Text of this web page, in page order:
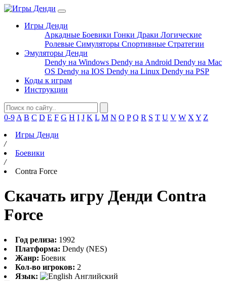
Игры Денди
Аркадные Боевики Гонки Драки Логические
Ролевые Симуляторы Спортивные Стратегии
Эмуляторы Денди
Dendy на Windows Dendy на Android Dendy на Mac
OS Dendy на IOS Dendy на Linux Dendy на PSP
Коды к играм
Инструкции
0-9 A B C D E F G H I J K L M N O P Q R S T U V W X Y Z
Игры Денди
/
Боевики
/
Contra Force
Скачать игру Денди Contra
Force
Год релиза: 1992
Платформа: Dendy (NES)
Жанр: Боевик
Кол-во игроков: 2
Язык:
Английский